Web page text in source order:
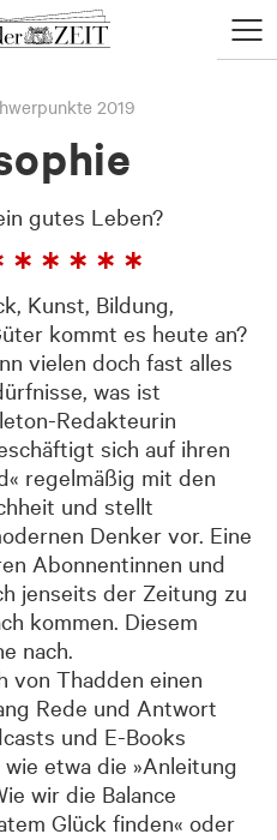
Menü
2019
gutes Leben?
Kunst, Bildung,
kommt es heute an?
vielen doch fast alles
was ist
Redakteurin
sich auf ihren
regelmäßig mit den
und stellt
Denker vor. Eine
Abonnentinnen und
jenseits der Zeitung zu
kommen. Diesem
nach.
von Thadden einen
Rede und Antwort
und E-Books
etwa die »Anleitung
wir die Balance
Glück finden« oder